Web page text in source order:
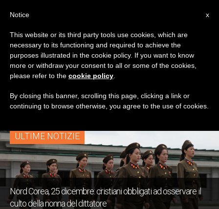
TAG
Posts Tagged ‘nascita
Di Gesù’
ULTIME NOTIZIE
Nord Corea, 25 dicembre: cristiani obbligati ad osservare il
culto della nonna del dittatore
x
Notice
This website or its third party tools use cookies, which are
necessary to its functioning and required to achieve the
purposes illustrated in the cookie policy. If you want to know
more or withdraw your consent to all or some of the cookies,
please refer to the cookie policy
By closing this banner, scrolling this page, clicking a link or
continuing to browse otherwise, you agree to the use of cookies.